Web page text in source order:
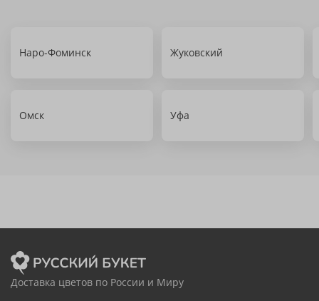
Наро-Фоминск Жуковский
Омск Уфа
Доставка цветов по России и Миру